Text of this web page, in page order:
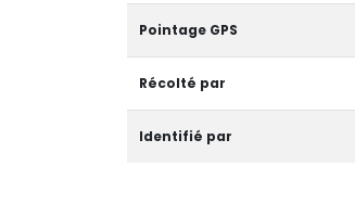
Pointage GPS
Récolté par
Identifié par